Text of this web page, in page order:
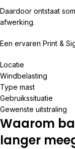
Daardoor ontstaat
afwerking.
Een ervaren Print &
Locatie
Windbelasting
Type mast
Gebruikssituatie
Gewenste uitstraling
Waarom
langer